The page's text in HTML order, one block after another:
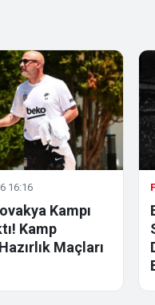
16:16
Kampı
Kamp
Maçları